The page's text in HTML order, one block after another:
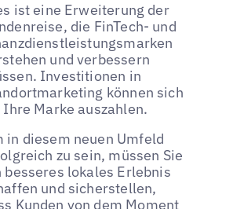
ist eine Erweiterung der
die FinTech- und
und verbessern
Investitionen in
können sich
Marke auszahlen.
in diesem neuen Umfeld
zu sein, müssen Sie
besseres lokales Erlebnis
und sicherstellen,
Kunden von dem Moment